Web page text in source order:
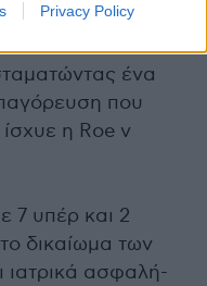
Privacy Policy
Νότο,
και πιο
ένα
που
η Roe v
7 υπέρ και 2
δικαίωμα των
ιατρικά ασφαλή-